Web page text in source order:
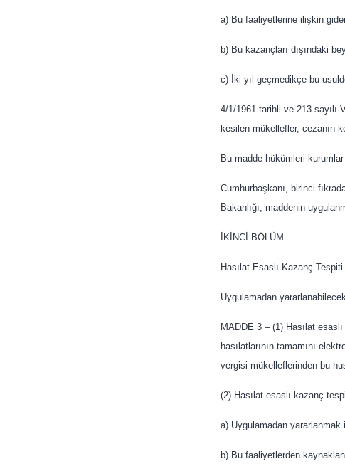
a) Bu faaliyetlerine ilişkin
b) Bu kazançları dışındaki
c) İki yıl geçmedikçe bu
4/1/1961 tarihli ve 213 sayılı
kesilen mükellefler, cezanın
Bu madde hükümleri
Cumhurbaşkanı, birinci
Bakanlığı, maddenin
İKİNCİ BÖLÜM
Hasılat Esaslı Kazanç Tespiti
Uygulamadan
MADDE 3 – (1) Hasılat
hasılatlarının tamamını
vergisi mükelleflerinden bu
(2) Hasılat esaslı kazanç
a) Uygulamadan yararlanmak
b) Bu faaliyetlerden